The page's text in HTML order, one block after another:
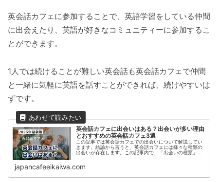
英会話カフェに参加することで、英語学習をしている仲間
に出会えたり、英語が好きなコミュニティーに参加するこ
とができます。
1人では続けることが難しい英会話も英会話カフェで仲間
と一緒に気軽に英語を話すことができれば、続けやすいは
ずです。
英会話カフェに出会いはある？出会いが多い理由
とおすすめの英会話カフェ3選
この記事では英会話カフェでの出会いについて解説してい
きます。結論から言うと、英会話カフェには様々な種類の
出会いが存在します。この記事内で、「出会いの種類」と
japancafeeikaiwa.com